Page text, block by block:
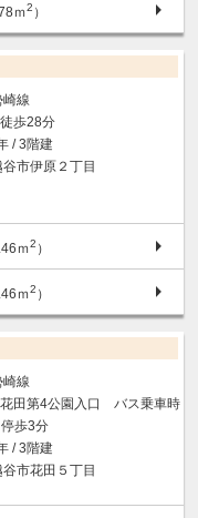
ｍ2 ）
線
歩28分
/ 3階建
市伊原２丁目
ｍ2 ）
ｍ2 ）
線
田第4公園入口 バス乗車時
歩3分
/ 3階建
市花田５丁目